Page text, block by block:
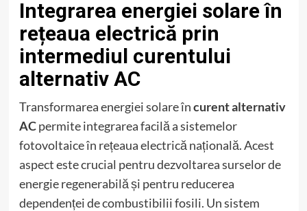
Integrarea energiei solare în
rețeaua electrică prin
intermediul curentului
alternativ AC
Transformarea energiei solare încurent alternativ
ACpermite integrarea facilă a sistemelor
fotovoltaice în rețeaua electrică națională. Acest
aspect este crucial pentru dezvoltarea surselor de
energie regenerabilă și pentru reducerea
dependenței de combustibilii fosili. Un sistem